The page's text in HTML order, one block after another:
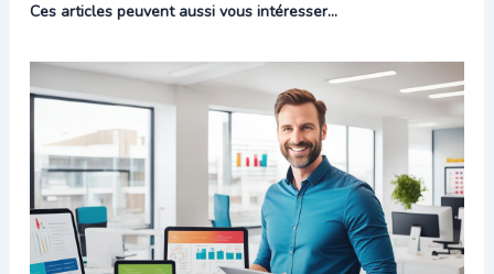
Ces articles peuvent aussi vous intéresser...